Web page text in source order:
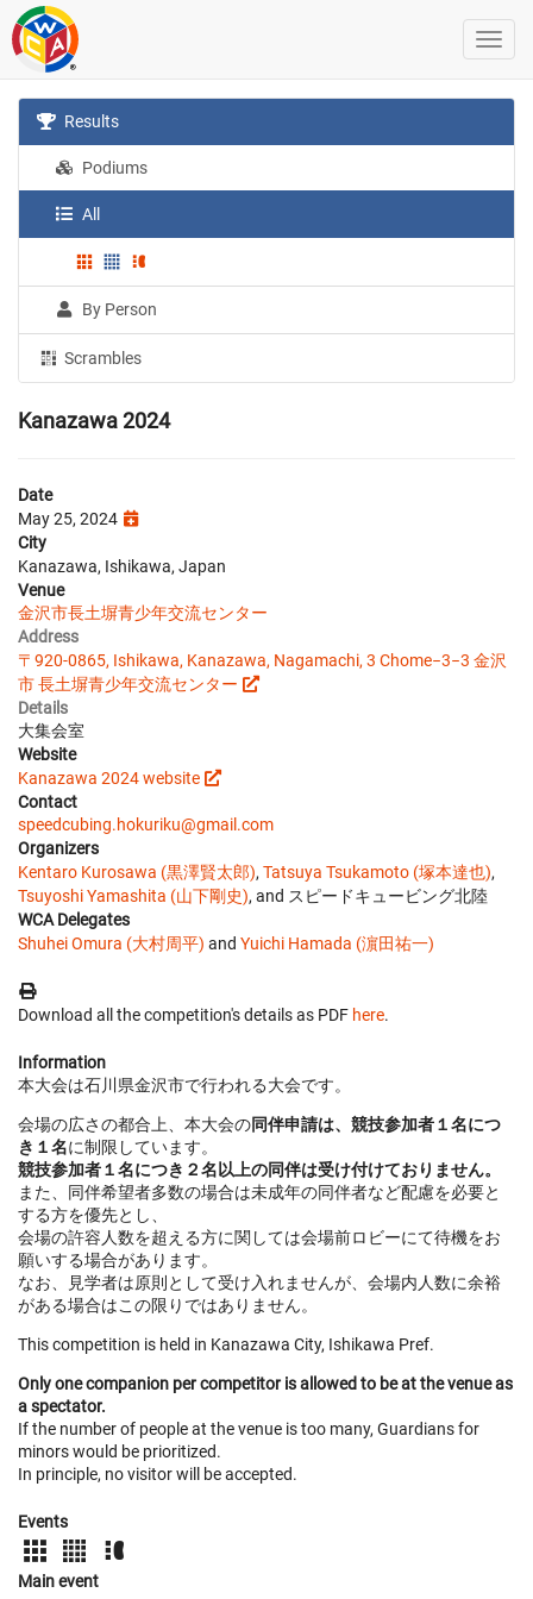
Results
Podiums
All
By Person
Scrambles
Kanazawa 2024
Date
May 25, 2024
City
Kanazawa, Ishikawa, Japan
Venue
金沢市長土塀青少年交流センター
Address
〒920-0865, Ishikawa, Kanazawa, Nagamachi, 3 Chome−3−3 金沢
市 長土塀青少年交流センター
Details
大集会室
Website
Kanazawa 2024 website
Contact
speedcubing.hokuriku@gmail.com
Organizers
Kentaro Kurosawa (黒澤賢太郎), Tatsuya Tsukamoto (塚本達也),
Tsuyoshi Yamashita (山下剛史), and スピードキュービング北陸
WCA Delegates
Shuhei Omura (大村周平) and Yuichi Hamada (濵田祐一)
Download all the competition's details as PDF here.
Information
本大会は石川県金沢市で行われる大会です。
会場の広さの都合上、本大会の同伴申請は、競技参加者１名につ
き１名に制限しています。
競技参加者１名につき２名以上の同伴は受け付けておりません。
また、同伴希望者多数の場合は未成年の同伴者など配慮を必要と
する方を優先とし、
会場の許容人数を超える方に関しては会場前ロビーにて待機をお
願いする場合があります。
なお、見学者は原則として受け入れませんが、会場内人数に余裕
がある場合はこの限りではありません。
This competition is held in Kanazawa City, Ishikawa Pref.
Only one companion per competitor is allowed to be at the venue as
a spectator.
If the number of people at the venue is too many, Guardians for
minors would be prioritized.
In principle, no visitor will be accepted.
Events
Main event